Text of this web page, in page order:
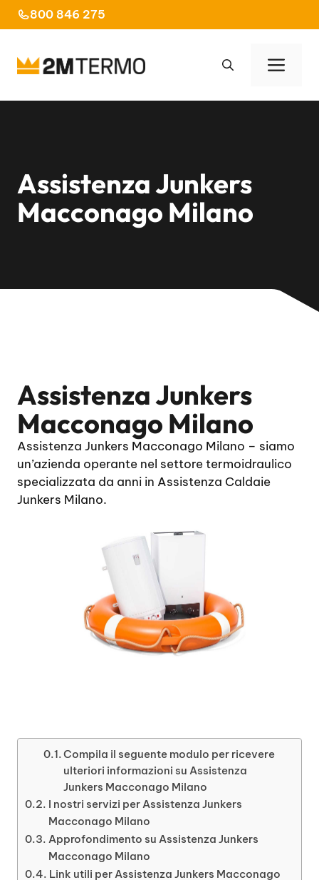
al
800 846 275
Assistenza Junkers
Macconago Milano
Assistenza Junkers
Macconago Milano
Assistenza Junkers Macconago Milano – siamo
un’azienda operante nel settore termoidraulico
specializzata da anni in Assistenza Caldaie
Junkers Milano.
Compila il seguente modulo per ricevere
ulteriori informazioni su Assistenza
Junkers Macconago Milano
I nostri servizi per Assistenza Junkers
Macconago Milano
Approfondimento su Assistenza Junkers
Macconago Milano
Link utili per Assistenza Junkers Macconago